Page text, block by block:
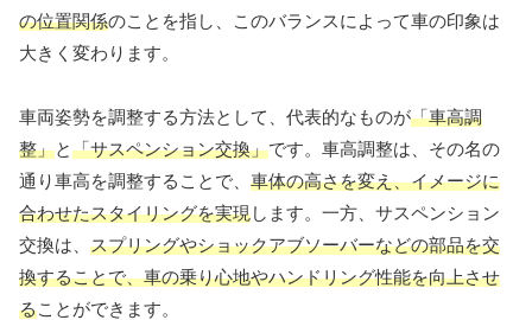
の位置関係のことを指し、このバランスによって車の印象は
大きく変わります。
車両姿勢を調整する方法として、代表的なものが「車高調
整」と「サスペンション交換」です。車高調整は、その名の
通り車高を調整することで、 車体の高さを変え、イメージに
合わせたスタイリングを実現します。一方、サスペンション
交換は、 スプリングやショックアブソーバーなどの部品を交
換することで、車の乗り心地やハンドリング性能を向上させ
ることができます。